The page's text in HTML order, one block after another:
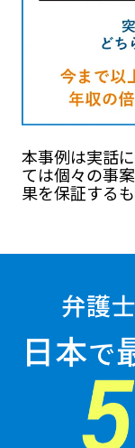
本事例は実話
ては個々の事
果を保証する